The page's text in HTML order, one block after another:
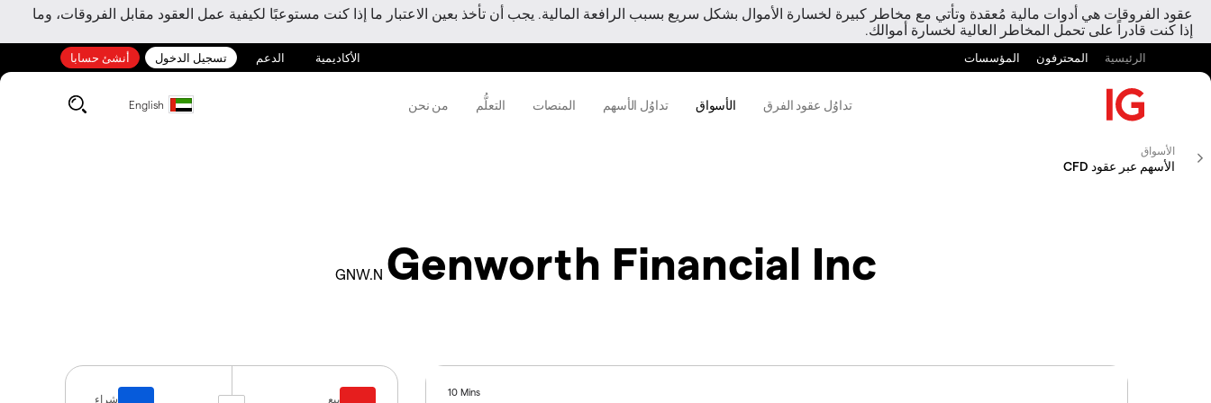
عقود الفروقات هي أدوات مالية مُعقدة وتأتي مع مخاطر كبيرة لخسارة الأموال بشكل سريع بسبب الرافعة المالية. يجب أن تأخذ بعين الاعتبار ما إذا كنت مستوعبًا لكيفية عمل العقود مقابل الفروقات، وما
إذا كنت قادراً على تحمل المخاطر العالية لخسارة أموالك.
الرئيسية المحترفون المؤسسات الأكاديمية الدعم تسجيل الدخول أنشئ حسابا
تداوُل عقود الفرق الأسواق تداوُل الأسهم المنصات التعلُّم من نحن English
الأسواق
الأسهم عبر عقود CFD
Genworth Financial Inc
GNW.N
بيع شراء
10 Mins